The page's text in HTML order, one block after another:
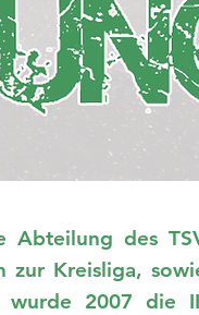
Abteilung des
zur Kreisliga,
wurde 2007 die